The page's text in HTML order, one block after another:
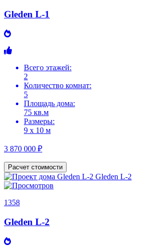
Gleden L-1
Всего этажей:
2
Количество комнат:
5
Площадь дома:
75 кв.м
Размеры:
9 х 10 м
3 870 000 ₽
Расчет стоимости
1358
Gleden L-2